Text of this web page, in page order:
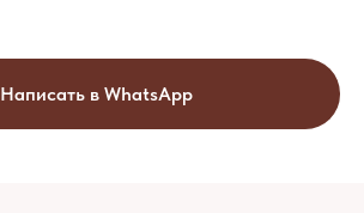
Написать в WhatsApp